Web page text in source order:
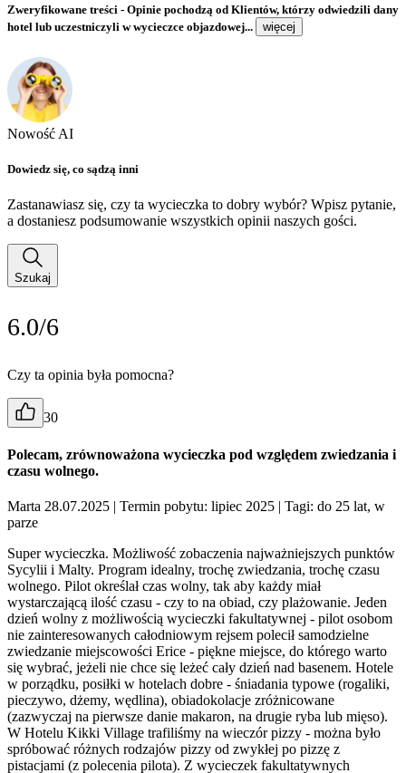
Zweryfikowane treści - Opinie pochodzą od Klientów, którzy odwiedzili dany
hotel lub uczestniczyli w wycieczce objazdowej...
więcej
Nowość AI
Dowiedz się, co sądzą inni
Zastanawiasz się, czy ta wycieczka to dobry wybór? Wpisz pytanie,
a dostaniesz podsumowanie wszystkich opinii naszych gości.
Szukaj
6.0/6
Czy ta opinia była pomocna?
30
Polecam, zrównoważona wycieczka pod względem zwiedzania i
czasu wolnego.
Marta 28.07.2025 | Termin pobytu: lipiec 2025 | Tagi: do 25 lat, w
parze
Super wycieczka. Możliwość zobaczenia najważniejszych punktów
Sycylii i Malty. Program idealny, trochę zwiedzania, trochę czasu
wolnego. Pilot określał czas wolny, tak aby każdy miał
wystarczającą ilość czasu - czy to na obiad, czy plażowanie. Jeden
dzień wolny z możliwością wycieczki fakultatywnej - pilot osobom
nie zainteresowanych całodniowym rejsem polecił samodzielne
zwiedzanie miejscowości Erice - piękne miejsce, do którego warto
się wybrać, jeżeli nie chce się leżeć cały dzień nad basenem. Hotele
w porządku, posiłki w hotelach dobre - śniadania typowe (rogaliki,
pieczywo, dżemy, wędlina), obiadokolacje zróżnicowane
(zazwyczaj na pierwsze danie makaron, na drugie ryba lub mięso).
W Hotelu Kikki Village trafiliśmy na wieczór pizzy - można było
spróbować różnych rodzajów pizzy od zwykłej po pizzę z
pistacjami (z polecenia pilota). Z wycieczek fakultatywnych